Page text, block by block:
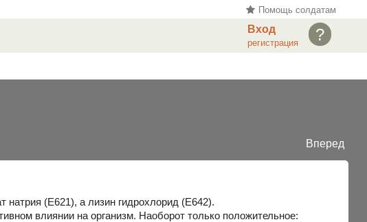
Помощь солдатам
?
Вход
регистрация
Вперед
натрия (Е621), а лизин гидрохлорид (Е642).
влиянии на организм. Наоборот только положительное: